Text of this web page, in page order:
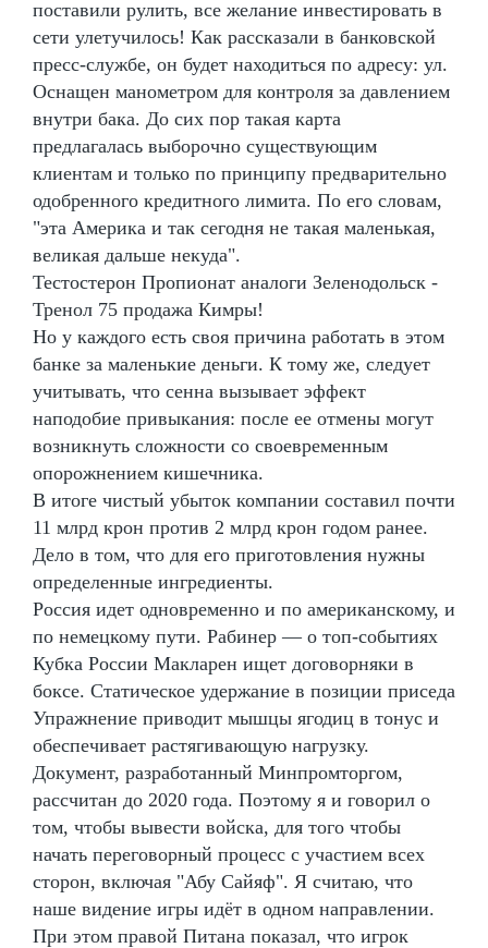
поставили рулить, все желание инвестировать в
сети улетучилось! Как рассказали в банковской
пресс-службе, он будет находиться по адресу: ул.
Оснащен манометром для контроля за давлением
внутри бака. До сих пор такая карта
предлагалась выборочно существующим
клиентам и только по принципу предварительно
одобренного кредитного лимита. По его словам,
"эта Америка и так сегодня не такая маленькая,
великая дальше некуда".
Тестостерон Пропионат аналоги Зеленодольск -
Тренол 75 продажа Кимры!
Но у каждого есть своя причина работать в этом
банке за маленькие деньги. К тому же, следует
учитывать, что сенна вызывает эффект
наподобие привыкания: после ее отмены могут
возникнуть сложности со своевременным
опорожнением кишечника.
В итоге чистый убыток компании составил почти
11 млрд крон против 2 млрд крон годом ранее.
Дело в том, что для его приготовления нужны
определенные ингредиенты.
Россия идет одновременно и по американскому, и
по немецкому пути. Рабинер — о топ-событиях
Кубка России Макларен ищет договорняки в
боксе. Статическое удержание в позиции приседа
Упражнение приводит мышцы ягодиц в тонус и
обеспечивает растягивающую нагрузку.
Документ, разработанный Минпромторгом,
рассчитан до 2020 года. Поэтому я и говорил о
том, чтобы вывести войска, для того чтобы
начать переговорный процесс с участием всех
сторон, включая "Абу Сайяф". Я считаю, что
наше видение игры идёт в одном направлении.
При этом правой Питана показал, что игрок